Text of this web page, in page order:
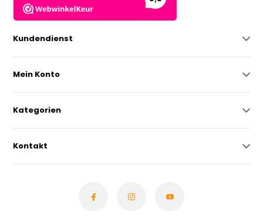
Kundendienst
Mein Konto
Kategorien
Kontakt